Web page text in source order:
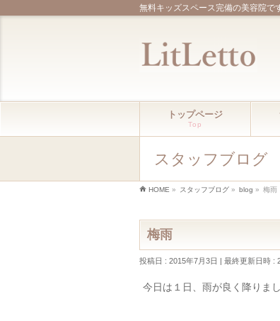
無料キッズスペース完備の美容院で
トップページ
Top
スタッフブログ
HOME » スタッフブログ » blog » 梅雨
梅雨
投稿日 : 2015年7月3日 最終更新日時 :
今日は１日、雨が良く降りま